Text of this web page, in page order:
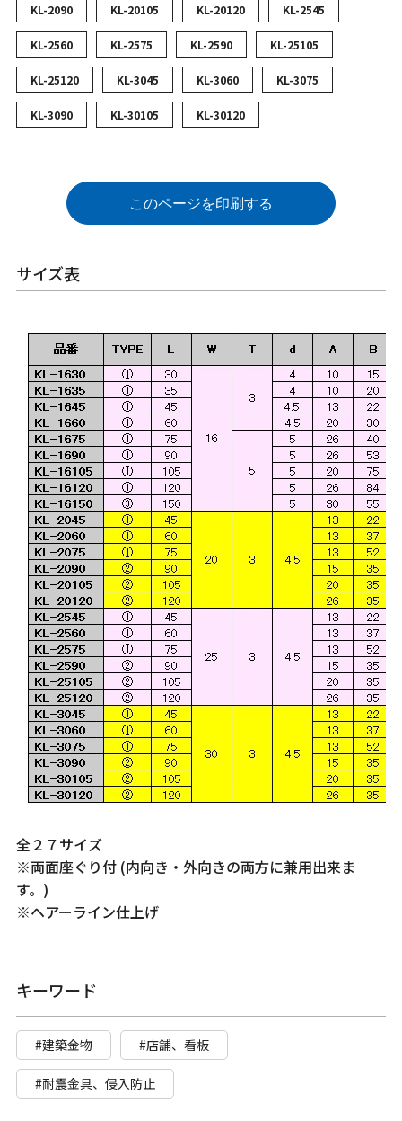
KL-2090 KL-20105 KL-20120 KL-2545
KL-2560 KL-2575 KL-2590 KL-25105
KL-25120 KL-3045 KL-3060 KL-3075
KL-3090 KL-30105 KL-30120
このページを印刷する
サイズ表
全２７サイズ
※両面座ぐり付 (内向き・外向きの両方に兼用出来ま
す。)
※ヘアーライン仕上げ
キーワード
#建築金物 #店舗、看板
#耐震金具、侵入防止